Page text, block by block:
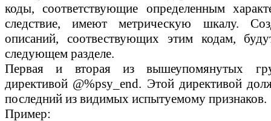
коды, соответствующие определенным
следствие, имеют метрическую шкалу.
описаний, соотвествующих этим кодам,
следующем разделе.
Первая и вторая из вышеупомянутых
директивой @%psy_end. Этой директивой
последний из видимых испытуемому признаков.
Пример: